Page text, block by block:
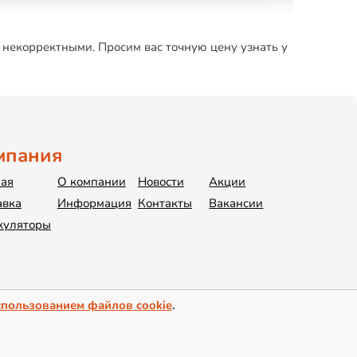
Просим вас точную цену узнать у
О компании Новости
Акции
Информация Контакты
Вакансии
файлов cookie.